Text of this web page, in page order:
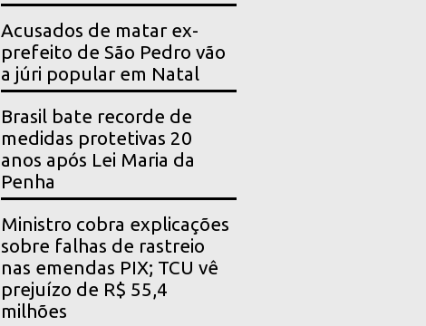
Acusados de matar ex-
prefeito de São Pedro vão
a júri popular em Natal
Brasil bate recorde de
medidas protetivas 20
anos após Lei Maria da
Penha
Ministro cobra explicações
sobre falhas de rastreio
nas emendas PIX; TCU vê
prejuízo de R$ 55,4
milhões